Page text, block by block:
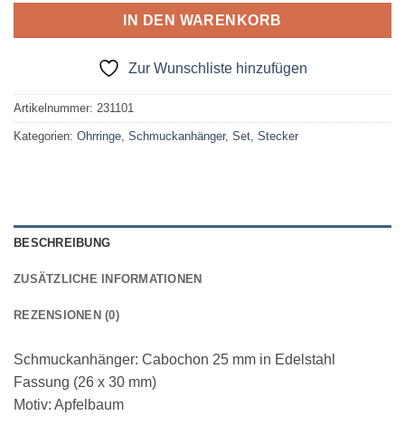
IN DEN WARENKORB
Zur Wunschliste hinzufügen
Artikelnummer: 231101
Kategorien: Ohrringe Schmuckanhänger, Set Stecker
BESCHREIBUNG
ZUSÄTZLICHE INFORMATIONEN
REZENSIONEN (0)
Schmuckanhänger: Cabochon 25 mm in Edelstahl
Fassung (26 x 30 mm)
Motiv: Apfelbaum